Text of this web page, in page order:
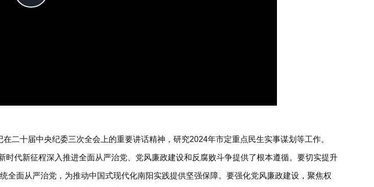
二十届中央纪委三次全会上的重要讲话精神，研究2024年市定重点民生实事谋划等工作。
代新征程深入推进全面从严治党、党风廉政建设和反腐败斗争提供了根本遵循。要切实提升
全面从严治党，为推动中国式现代化南阳实践提供坚强保障。要强化党风廉政建设，聚焦权